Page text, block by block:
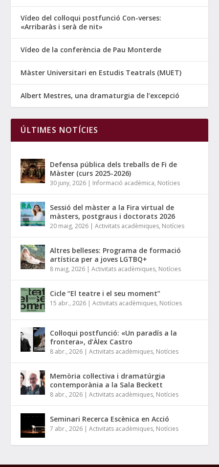
Vídeo del col·loqui postfunció Con-verses:
«Arribaràs i serà de nit»
Vídeo de la conferència de Pau Monterde
Màster Universitari en Estudis Teatrals (MUET)
Albert Mestres, una dramaturgia de l’excepció
ÚLTIMES NOTÍCIES
Defensa pública dels treballs de Fi de
Màster (curs 2025-2026)
30 juny, 2026 | Informació acadèmica, Notícies
Sessió del màster a la Fira virtual de
màsters, postgraus i doctorats 2026
20 maig, 2026 |Activitats acadèmiques, Notícies
Altres belleses: Programa de formació
artística per a joves LGTBQ+
8 maig, 2026 |Activitats acadèmiques, Notícies
Cicle “El teatre i el seu moment”
15 abr., 2026 |Activitats acadèmiques, Notícies
Col·loqui postfunció: «Un paradís a la
frontera», d’Àlex Castro
8 abr., 2026 |Activitats acadèmiques, Notícies
Memòria col·lectiva i dramatúrgia
contemporània a la Sala Beckett
8 abr., 2026 |Activitats acadèmiques, Notícies
Seminari Recerca Escènica en Acció
7 abr., 2026 |Activitats acadèmiques, Notícies